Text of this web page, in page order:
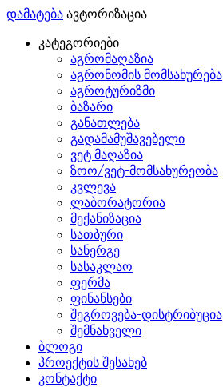
დამატება ავტორიზაცია
კატეგორიები
აგრომაღაზია
აგრონომის მომსახურება
აგროტურიზმი
ბაზარი
განათლება
გადამამუშავებელი
ვეტ მაღაზია
ზოო/ვეტ-მომსახურეობა
კვლევა
ლაბორატორია
მექანიზაცია
სათბური
სანერგე
სასაკლაო
ფერმა
ფინანსები
შეგროვება-დისტრიბუცია
შემნახველი
ბლოგი
პროექტის შესახებ
კონტაქტი